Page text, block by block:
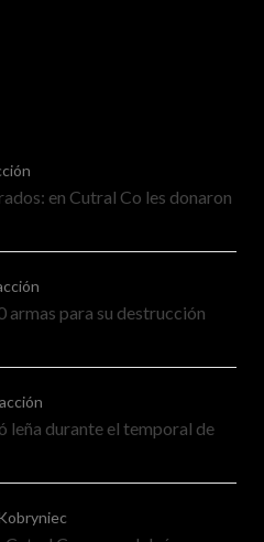
en Cutral Co les donaron
armas para su destrucción
leña durante el temporal de